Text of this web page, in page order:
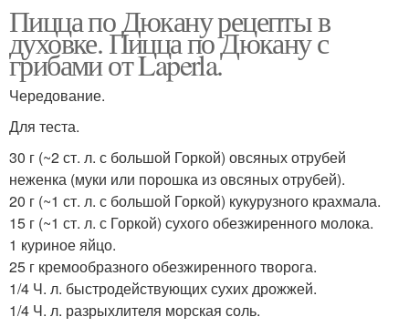
Пицца по Дюкану рецепты в
духовке. Пицца по Дюкану с
грибами от Laperla.
Чередование.
Для теста.
30 г (~2 ст. л. с большой Горкой) овсяных отрубей
неженка (муки или порошка из овсяных отрубей).
20 г (~1 ст. л. с большой Горкой) кукурузного крахмала.
15 г (~1 ст. л. с Горкой) сухого обезжиренного молока.
1 куриное яйцо.
25 г кремообразного обезжиренного творога.
1/4 Ч. л. быстродействующих сухих дрожжей.
1/4 Ч. л. разрыхлителя морская соль.